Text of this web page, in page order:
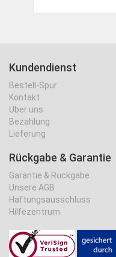
Kundendienst
Bestell-Spur
Kontakt
Über uns
Bezahlung
Lieferung
Rückgabe & Garantie
Garantie & Rückgabe
Unsere AGB
Haftungsausschluss
Hilfezentrum